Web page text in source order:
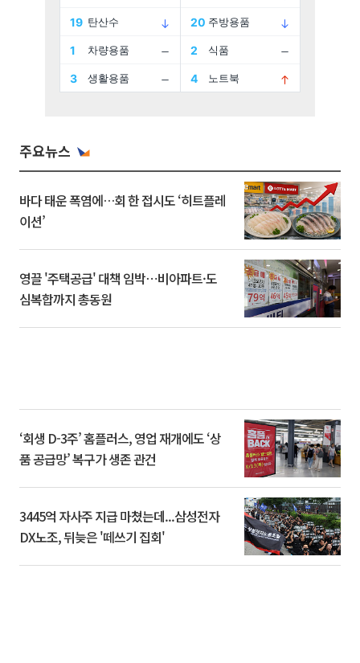
주요뉴스
바다 태운 폭염에…회 한 접시도 ‘히트플레
이션’
영끌 '주택공급' 대책 임박⋯비아파트·도
심복합까지 총동원
‘회생 D-3주’ 홈플러스, 영업 재개에도 ‘상
품 공급망’ 복구가 생존 관건
3445억 자사주 지급 마쳤는데...삼성전자
DX노조, 뒤늦은 '떼쓰기 집회'